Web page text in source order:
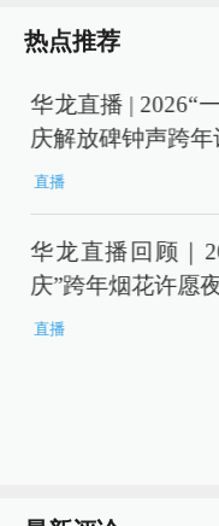
热点推荐
华龙直播 | 2026“
庆解放碑钟声跨年
直播
华龙直播回顾｜
庆”跨年烟花许愿
直播